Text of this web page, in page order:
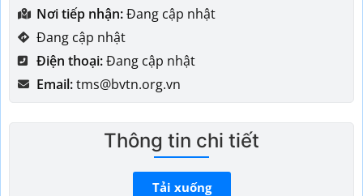
Nơi tiếp nhận:Đang cập nhật
Đang cập nhật
Điện thoại:Đang cập nhật
Email:tms@bvtn.org.vn
Thông tin chi tiết
Tải xuống